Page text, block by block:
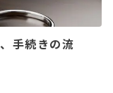
手続きの流